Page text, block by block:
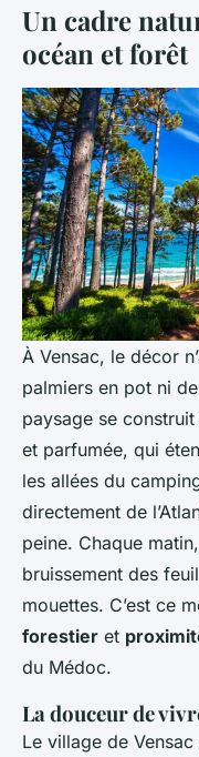
Un cadre
océan et forêt
À Vensac, le décor
palmiers en pot ni
paysage se
et parfumée, qui
les allées du
directement de
peine. Chaque
bruissement des
mouettes. C’est ce
forestier et
du Médoc.
La douceur de
Le village de